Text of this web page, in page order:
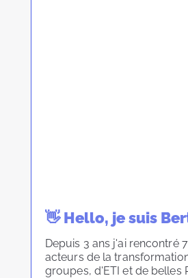
👋 Hello, je suis
Depuis 3 ans j'ai rencontré
acteurs de la
groupes, d'ETI et de belles